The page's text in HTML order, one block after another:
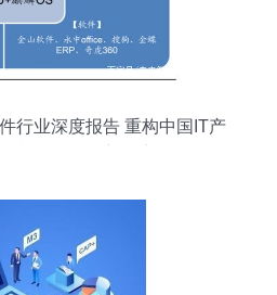
行业深度报告 重构中国IT产